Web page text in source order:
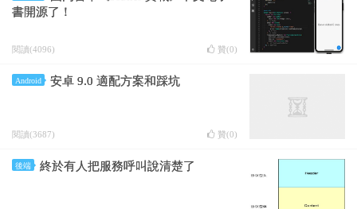
書開源了！
閱讀(4096) 贊(0)
Android 安卓 9.0 適配方案和踩坑
閱讀(3687) 贊(0)
後端 終於有人把服務呼叫說清楚了